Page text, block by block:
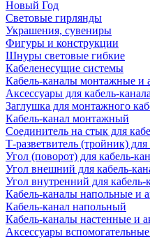
Новый Год
Световые гирлянды
Украшения, сувениры
Фигуры и конструкции
Шнуры световые гибкие
Кабеленесущие системы
Кабель-каналы монтажные и
Аксессуары для кабель-
Заглушка для монтажного
Кабель-канал монтажный
Соединитель на стык для
Т-разветвитель (тройник) для
Угол (поворот) для кабель-
Угол внешний для кабель-
Угол внутренний для кабель-
Кабель-каналы напольные и
Кабель-канал напольный
Кабель-каналы настенные и
Аксессуары